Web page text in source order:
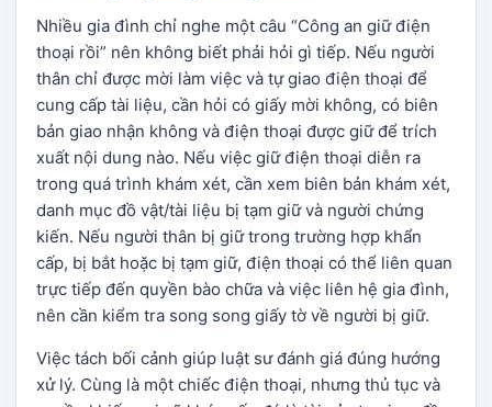
Nhiều gia đình chỉ nghe một câu “Công an giữ điện
thoại rồi” nên không biết phải hỏi gì tiếp. Nếu người
thân chỉ được mời làm việc và tự giao điện thoại để
cung cấp tài liệu, cần hỏi có giấy mời không, có biên
bản giao nhận không và điện thoại được giữ để trích
xuất nội dung nào. Nếu việc giữ điện thoại diễn ra
trong quá trình khám xét, cần xem biên bản khám xét,
danh mục đồ vật/tài liệu bị tạm giữ và người chứng
kiến. Nếu người thân bị giữ trong trường hợp khẩn
cấp, bị bắt hoặc bị tạm giữ, điện thoại có thể liên quan
trực tiếp đến quyền bào chữa và việc liên hệ gia đình,
nên cần kiểm tra song song giấy tờ về người bị giữ.
Việc tách bối cảnh giúp luật sư đánh giá đúng hướng
xử lý. Cùng là một chiếc điện thoại, nhưng thủ tục và